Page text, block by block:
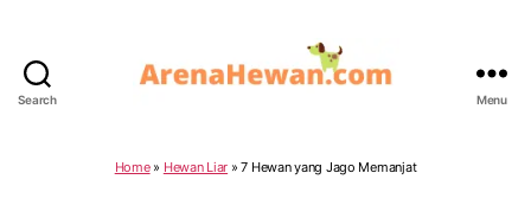
Search Menu
Home» Hewan Liar »7 Hewan yang Jago Memanjat